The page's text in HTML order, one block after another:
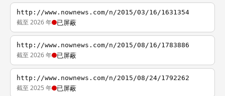
http://www.nownews.com/n/2015/03/16/1631354
截至 2026 年 已屏蔽
http://www.nownews.com/n/2015/08/16/1783886
截至 2026 年 已屏蔽
http://www.nownews.com/n/2015/08/24/1792262
截至 2025 年 已屏蔽